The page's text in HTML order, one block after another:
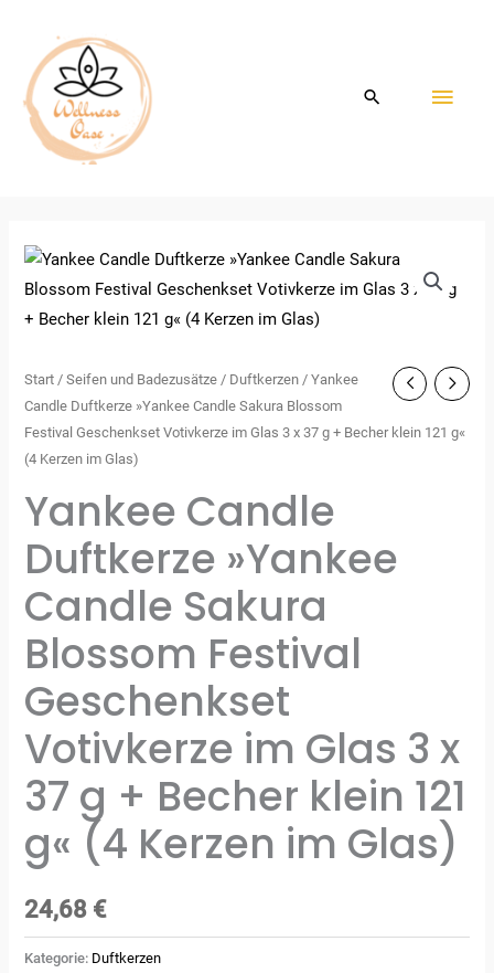
springen
Start /Seifen und Badezusätze / Duftkerzen / Yankee
Candle Duftkerze »Yankee Candle Sakura Blossom
Festival Geschenkset Votivkerze im Glas 3 x 37 g + Becher klein 121 g«
(4 Kerzen im Glas)
Yankee Candle
Duftkerze »Yankee
Candle Sakura
Blossom Festival
Geschenkset
Votivkerze im Glas 3 x
37 g + Becher klein 121
g« (4 Kerzen im Glas)
24,68 €
Kategorie: Duftkerzen